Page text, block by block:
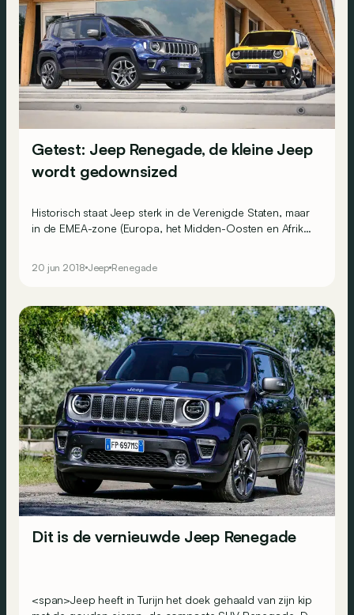
Getest: Jeep Renegade, de kleine Jeep
wordt gedownsized
Historisch staat Jeep sterk in de Verenigde Staten, maar
in de EMEA-zone (Europa, het Midden-Oosten en Afrika)
20 jun 2018 Jeep Renegade
Dit is de vernieuwde Jeep Renegade
<span>Jeep heeft in Turijn het doek gehaald van zijn kip